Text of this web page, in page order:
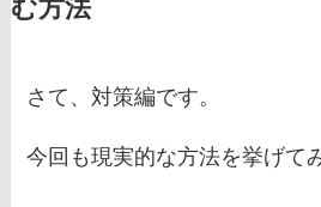
む方法
さて、対策編です。
今回も現実的な方法を挙げて